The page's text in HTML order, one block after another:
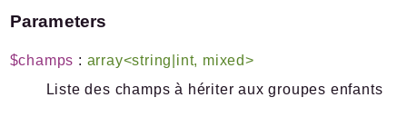
Parameters
$champs : array<string|int, mixed>
Liste des champs à hériter aux groupes enfants